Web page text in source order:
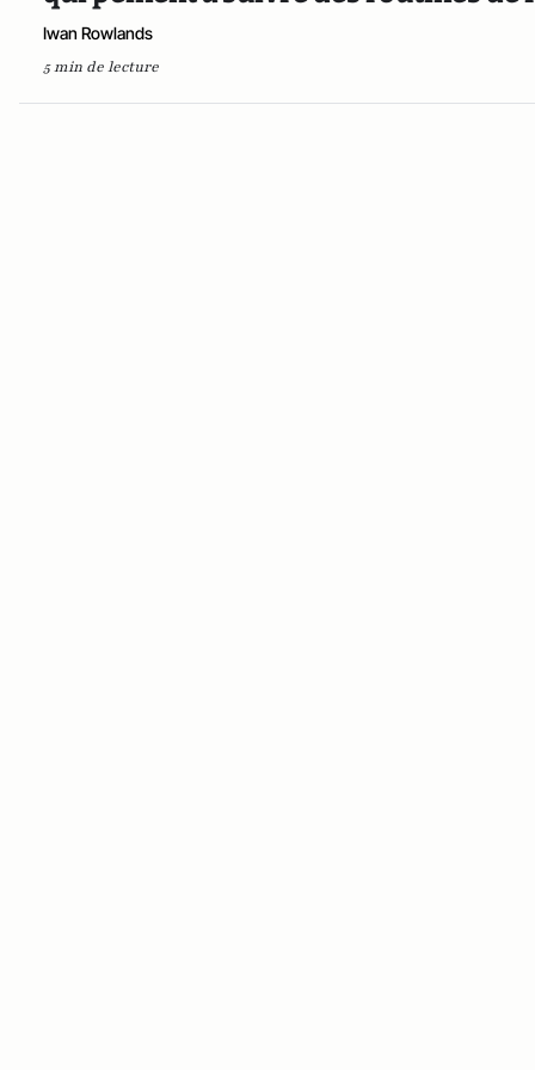
Iwan Rowlands
5 min de lecture